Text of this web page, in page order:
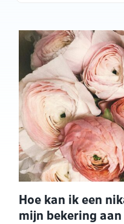
Hoe kan ik een
mijn bekering